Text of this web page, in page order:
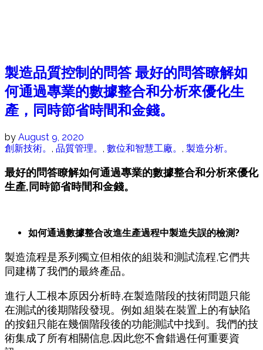
製造品質控制的問答 最好的問答瞭解如
何通過專業的數據整合和分析來優化生
產，同時節省時間和金錢。
by August 9, 2020
創新技術。
品質管理。 數位和智慧工廠。 製造分析。
最好的問答瞭解如何通過專業的數據整合和分析來優化
生產,同時節省時間和金錢。
如何通過數據整合改進生產過程中製造失誤的檢測?
製造流程是系列獨立但相依的組裝和測試流程,它們共
同建構了我們的最終產品。
進行人工根本原因分析時,在製造階段的技術問題只能
在測試的後期階段發現。例如,組裝在裝置上的有缺陷
的按鈕只能在幾個階段後的功能測試中找到。我們的技
術集成了所有相關信息,因此您不會錯過任何重要資